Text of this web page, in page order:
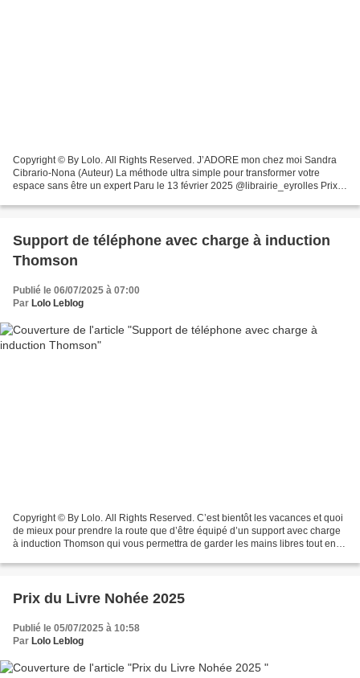
Copyright © By Lolo. All Rights Reserved. J’ADORE mon chez moi Sandra
Cibrario-Nona (Auteur) La méthode ultra simple pour transformer votre
espace sans être un expert Paru le 13 février 2025 @librairie_eyrolles Prix
Support de téléphone avec charge à induction
Thomson
Publié le 06/07/2025 à 07:00
Par Lolo Leblog
Copyright © By Lolo. All Rights Reserved. C’est bientôt les vacances et quoi
de mieux pour prendre la route que d’être équipé d’un support avec charge
à induction Thomson qui vous permettra de garder les mains libres tout en
Prix du Livre Nohée 2025
Publié le 05/07/2025 à 10:58
Par Lolo Leblog